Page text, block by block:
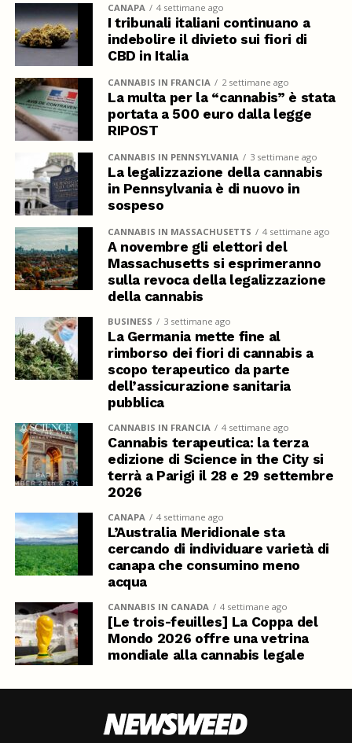
CANAPA 4 settimane ago
I tribunali italiani continuano a
indebolire il divieto sui fiori di
CBD in Italia
CANNABIS IN FRANCIA 2 settimane ago
La multa per la “cannabis” è stata
portata a 500 euro dalla legge
RIPOST
CANNABIS IN PENNSYLVANIA 3 settimane ago
La legalizzazione della cannabis
in Pennsylvania è di nuovo in
sospeso
CANNABIS IN MASSACHUSETTS 4 settimane ago
A novembre gli elettori del
Massachusetts si esprimeranno
sulla revoca della legalizzazione
della cannabis
BUSINESS 3 settimane ago
La Germania mette fine al
rimborso dei fiori di cannabis a
scopo terapeutico da parte
dell’assicurazione sanitaria
pubblica
CANNABIS IN FRANCIA 4 settimane ago
Cannabis terapeutica: la terza
edizione di Science in the City si
terrà a Parigi il 28 e 29 settembre
2026
CANAPA 4 settimane ago
L’Australia Meridionale sta
cercando di individuare varietà di
canapa che consumino meno
acqua
CANNABIS IN CANADA 4 settimane ago
[Le trois-feuilles] La Coppa del
Mondo 2026 offre una vetrina
mondiale alla cannabis legale